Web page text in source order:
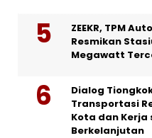
ZEEKR, TPM
Resmikan
Megawatt
Dialog
Transportasi
Kota dan
Berkelanjutan